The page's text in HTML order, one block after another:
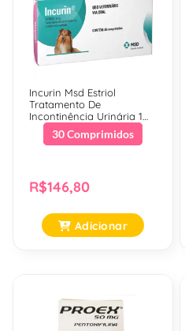
Incurin Msd Estriol
Tratamento De
Incontinência Urinária 1
Mg - 30 Comprimidos
30 Comprimidos
R$146,80
Adicionar